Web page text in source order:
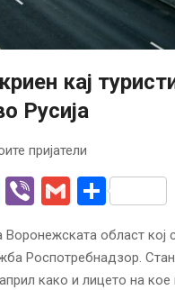
кај
Русија
пријатели
Telegram
ViberGmailShare
Воронежската област кој
Роспотребнадзор.
како и лицето на